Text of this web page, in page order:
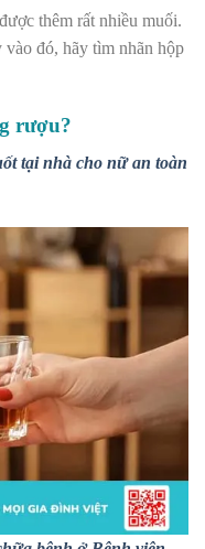
thêm rất nhiều muối.
đó, hãy tìm nhãn hộp
rượu?
tại nhà cho nữ an toàn